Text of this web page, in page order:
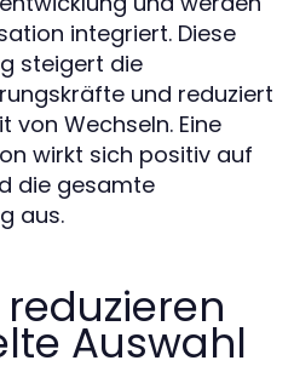
integriert. Diese
steigert die
und reduziert
von Wechseln. Eine
wirkt sich positiv auf
die gesamte
aus.
Auswahl